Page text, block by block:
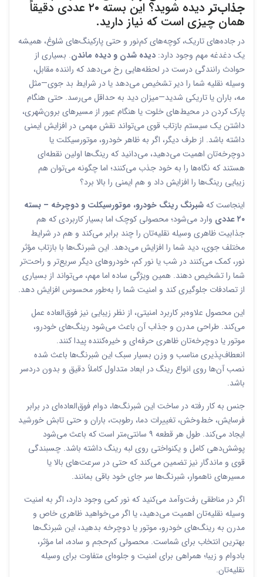
جذاب‌تر دیده شوید؟ این بسته ۲۰ عددی دقیقاً
همان چیزی است که نیاز دارید.
در جاده‌های تاریک، کوچه‌های کم‌نور و حتی پارکینگ‌های شلوغ، همیشه
یک دغدغه مهم وجود دارد: دیده شدن و دیده ماندن. بسیاری از
حوادث رانندگی درست در لحظه‌هایی رخ می‌دهد که راننده مقابل،
وسیله نقلیه شما را دیر تشخیص می‌دهد یا در شرایط بد جوی—مثل
مه، باران یا تاریکی شدید—میزان دید به حداقل می‌رسد. حتی هنگام
پارک کردن در محیط‌های خلوت یا هنگام عبور از مسیرهای برون‌شهری،
داشتن یک سیستم بازتاب قوی می‌تواند نقش مهمی در افزایش ایمنی
داشته باشد. از طرف دیگر، اگر به ظاهر خودرو، موتورسیکلت یا
دوچرخه‌تان اهمیت می‌دهید، می‌دانید که رینگ‌ها اولین نقطه‌ای
هستند که نگاه‌ها را به خود جذب می‌کنند؛ اما چگونه می‌توان هم
زیبایی رینگ‌ها را افزایش داد و هم ایمنی را بالا برد؟
اینجاست کهشبرنگ رینگ خودرو، موتورسیکلت و دوچرخه – بسته
۲۰ عددی
وارد می‌شود؛ محصولی کوچک اما بسیار کاربردی که هم
جذابیت ظاهری وسیله نقلیه‌تان را چند برابر می‌کند و هم در شرایط
مختلف جوی، دید شما را افزایش می‌دهد. این شبرنگ‌ها با بازتاب مؤثر
نور، کمک می‌کنند در شب یا نور کم، خودروهای دیگر سریع‌تر و راحت‌تر
شما را تشخیص دهند. همین ویژگی ساده اما مهم، می‌تواند از بسیاری
از تصادفات جلوگیری کند و امنیت شما را به‌طور محسوس افزایش دهد.
این محصول علاوه‌بر کاربرد امنیتی، از نظر زیبایی نیز فوق‌العاده عمل
می‌کند. طراحی مدرن و جذاب آن باعث می‌شود رینگ‌های خودرو،
موتور یا دوچرخه‌تان ظاهری حرفه‌ای و خیره‌کننده پیدا کنند.
انعطاف‌پذیری مناسب و وزن بسیار سبک این شبرنگ‌ها باعث شده
نصب آن‌ها روی انواع رینگ در ابعاد متداول کاملاً دقیق و بدون دردسر
باشد.
جنس به کار رفته در ساخت این شبرنگ‌ها، دوام فوق‌العاده‌ای در برابر
فرسایش، خط‌وخش، تغییرات دما، رطوبت، باران و حتی تابش خورشید
ایجاد می‌کند. طول هر قطعه ۹ سانتی‌متر است که باعث می‌شود
پوشش‌دهی کامل و یکنواختی روی لبه رینگ داشته باشد. چسبندگی
قوی و ماندگار نیز تضمین می‌کند که حتی در سرعت‌های بالا یا
مسیرهای ناهموار، شبرنگ‌ها سر جای خود باقی بمانند.
اگر در مناطقی رفت‌وآمد می‌کنید که نور کمی وجود دارد، اگر به امنیت
وسیله نقلیه‌تان اهمیت می‌دهید، یا اگر می‌خواهید ظاهری خاص و
مدرن به رینگ‌های خودرو، موتور یا دوچرخه بدهید، این شبرنگ‌ها
بهترین انتخاب برای شماست. محصولی کم‌حجم و ساده، اما مؤثر،
بادوام و زیبا؛ همراهی برای امنیت و جلوه‌ای متفاوت برای وسیله
نقلیه‌تان.